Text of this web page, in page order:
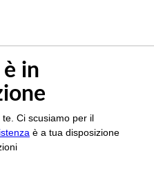
è in
Ci scusiamo per il
è a tua disposizione